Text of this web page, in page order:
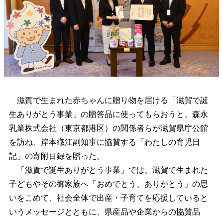
滋賀で生まれた赤ちゃんに贈り物を届ける「滋賀で誕
生ありがとう事業」の贈答品に使ってもらおうと、森永
乳業株式会社（東京都港区）の関係者らが滋賀県庁公館
を訪ね、岸本織江副知事に協賛する「わたしの育児日
記」の寄附目録を贈った。
「滋賀で誕生ありがとう事業」では、滋賀で生まれた
子どもやその御家族へ「おめでとう、ありがとう」の思
いをこめて、社会全体で出産・子育てを応援していると
いうメッセージとともに、県産品や企業からの協賛品